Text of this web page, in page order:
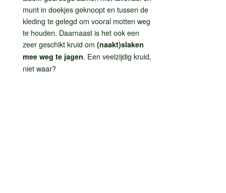
munt in doekjes geknoopt en tussen de
kleding te gelegd om vooral motten weg
te houden. Daarnaast is het ook een
zeer geschikt kruid om (naakt)slaken
mee weg te jagen. Een veelzijdig kruid,
niet waar?